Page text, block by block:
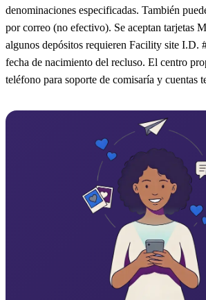
denominaciones especificadas. También
por correo (no efectivo). Se aceptan tarjetas
algunos depósitos requieren Facility site I.D.
fecha de nacimiento del recluso. El centro
teléfono para soporte de comisaría y cuentas